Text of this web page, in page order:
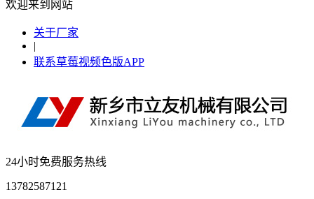
欢迎来到网站
关于厂家
|
联系草莓视频色版APP
24小时免费服务热线
13782587121